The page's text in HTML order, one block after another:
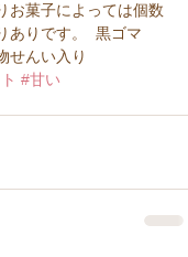
お菓子によっては個数
ありです。  黒ゴマ
せんい入り
#甘い